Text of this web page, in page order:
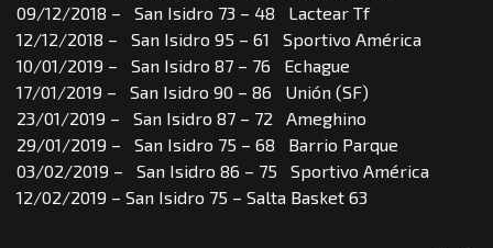
09/12/2018 – San Isidro 73 – 48 Lactear Tf
12/12/2018 – San Isidro 95 – 61 Sportivo América
10/01/2019 – San Isidro 87 – 76 Echague
17/01/2019 – San Isidro 90 – 86 Unión (SF)
23/01/2019 – San Isidro 87 – 72 Ameghino
29/01/2019 – San Isidro 75 – 68 Barrio Parque
03/02/2019 – San Isidro 86 – 75 Sportivo América
12/02/2019 – San Isidro 75 – Salta Basket 63